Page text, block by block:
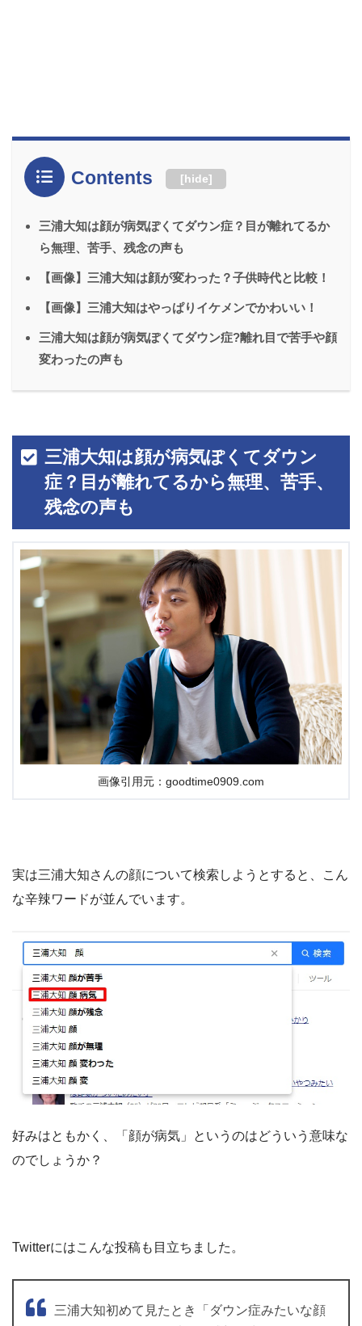
Contents [hide]
三浦大知は顔が病気ぽくてダウン症？目が離れてるか
ら無理、苦手、残念の声も
【画像】三浦大知は顔が変わった？子供時代と比較！
【画像】三浦大知はやっぱりイケメンでかわいい！
三浦大知は顔が病気ぽくてダウン症?離れ目で苦手や顔
変わったの声も
三浦大知は顔が病気ぽくてダウン
症？目が離れてるから無理、苦手、
残念の声も
画像引用元：goodtime0909.com
実は三浦大知さんの顔について検索しようとすると、こん
な辛辣ワードが並んでいます。
好みはともかく、「顔が病気」というのはどういう意味な
のでしょうか？
Twitterにはこんな投稿も目立ちました。
三浦大知初めて見たとき「ダウン症みたいな顔